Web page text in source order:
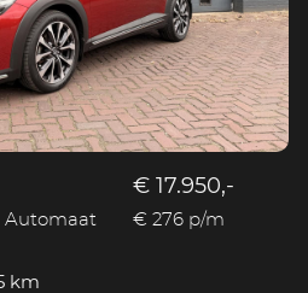
Automaat
€ 17.950,-
€ 276 p/m
km